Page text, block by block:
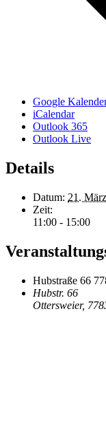
Google
iCalendar
Outlook 365
Outlook Live
Details
Datum: 21. März
Zeit:
11:00 - 15:00
Hubstraße 66
Hubstr. 66
Ottersweier,